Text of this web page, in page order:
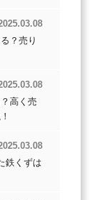
？売り
高く売
鉄くずは